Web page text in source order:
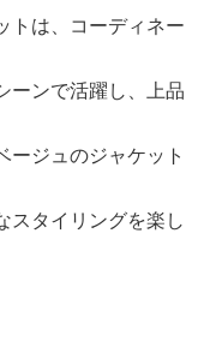
トは、コーディネー
ーンで活躍し、上品
ージュのジャケット
スタイリングを楽し